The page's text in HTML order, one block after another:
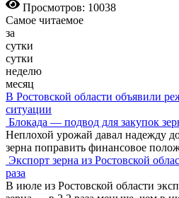
Просмотров: 10038
Самое читаемое
за
сутки
сутки
неделю
месяц
В Ростовской области объявили
ситуации
Блокада — подвод для закупок
Неплохой урожай давал надежду
зерна поправить финансовое
Экспорт зерна из Ростовской
раза
В июле из Ростовской области